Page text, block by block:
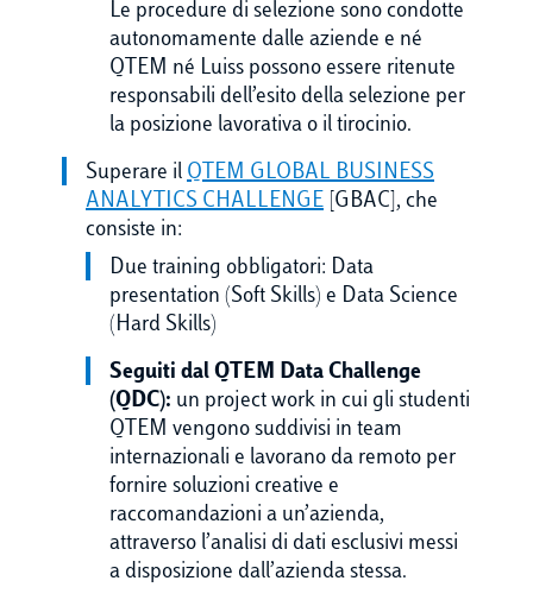
Le procedure di selezione sono condotte
autonomamente dalle aziende e né
QTEM né Luiss possono essere ritenute
responsabili dell’esito della selezione per
la posizione lavorativa o il tirocinio.
Superare il QTEM GLOBAL BUSINESS
ANALYTICS CHALLENGE [GBAC], che
consiste in:
Due training obbligatori: Data
presentation (Soft Skills) e Data Science
(Hard Skills)
Seguiti dal QTEM Data Challenge
(QDC): un project work in cui gli studenti
QTEM vengono suddivisi in team
internazionali e lavorano da remoto per
fornire soluzioni creative e
raccomandazioni a un’azienda,
attraverso l’analisi di dati esclusivi messi
a disposizione dall’azienda stessa.